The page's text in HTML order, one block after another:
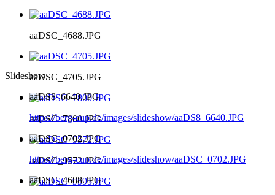
aaDSC_4688.JPG
aaDSC_4705.JPG
aaDSC_7800.JPG
aaDSC_9572.JPG
Slideshow
aaDS8_6640.JPG
https://berg-cup.de/images/slideshow/aaDS8_6640.JPG
aaDSC_0702.JPG
https://berg-cup.de/images/slideshow/aaDSC_0702.JPG
aaDSC_4688.JPG